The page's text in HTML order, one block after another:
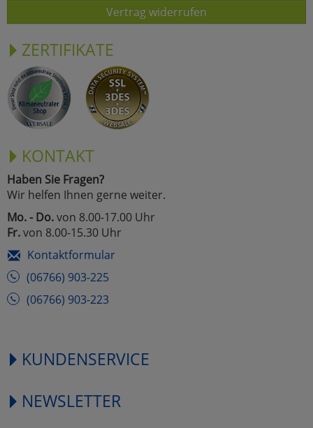
Vertrag widerrufen
ZERTIFIKATE
KONTAKT
Haben Sie Fragen?
Wir helfen Ihnen gerne weiter.
Mo. - Do.von 8.00-17.00 Uhr
Fr.von 8.00-15.30 Uhr
Kontaktformular
(06766) 903-225
(06766) 903-223
KUNDENSERVICE
NEWSLETTER